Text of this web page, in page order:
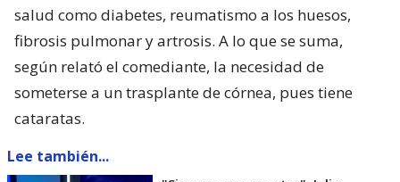
salud como diabetes, reumatismo a los huesos,
fibrosis pulmonar y artrosis. A lo que se suma,
según relató el comediante, la necesidad de
someterse a un trasplante de córnea, pues tiene
cataratas.
Lee también...